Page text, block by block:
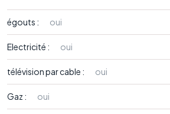
égouts : oui
Electricité : oui
télévision par cable : oui
Gaz : oui